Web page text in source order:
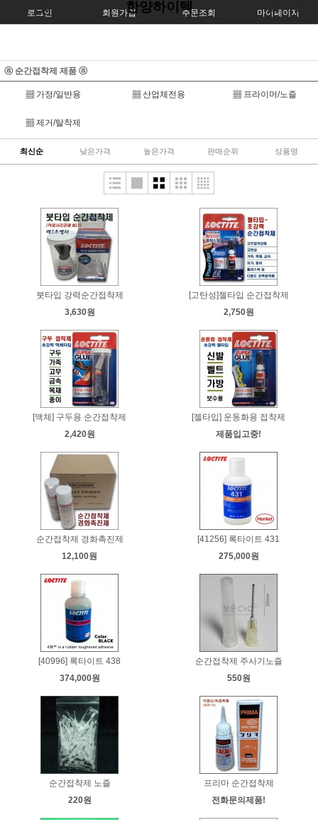
로그인 회원가입 주문조회 마이페이지
한양하이텍
ⓐ 순간접착제 제품 ⓐ
▦ 가정/일반용 ▦ 산업체전용 ▦ 프라이머/노즐
▦ 제거/탈착제
최신순 낮은가격 높은가격 판매순위 상품명
붓타입 강력순간접착제
3,630원
[고탄성]젤타입 순간접착제
2,750원
[액체] 구두용 순간접착제
2,420원
[젤타입] 운동화용 접착제
제품입고중!
순간접착제 경화촉진제
12,100원
[41256] 록타이트 431
275,000원
[40996] 록타이트 438
374,000원
순간접착제 주사기노즐
550원
순간접착제 노즐
220원
프리마 순간접착제
전화문의제품!